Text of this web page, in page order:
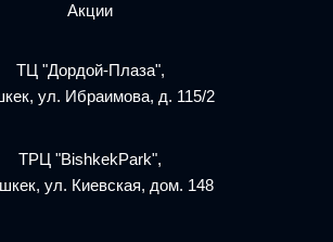
Акции
ТЦ "Дордой-Плаза",
ул. Ибраимова, д. 115/2
ТРЦ "BishkekPark",
ул. Киевская, дом. 148